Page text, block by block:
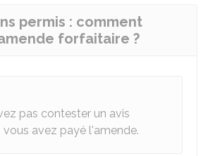
permis : comment
forfaitaire ?
pas contester un avis
vous avez payé l'amende.